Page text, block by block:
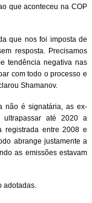
que aconteceu na COP
que nos foi imposta de
resposta. Precisamos
tendência negativa nas
com todo o processo e
Shamanov.
não é signatária, as ex-
até 2020 a
registrada entre 2008 e
abrange justamente a
as emissões estavam
adotadas.